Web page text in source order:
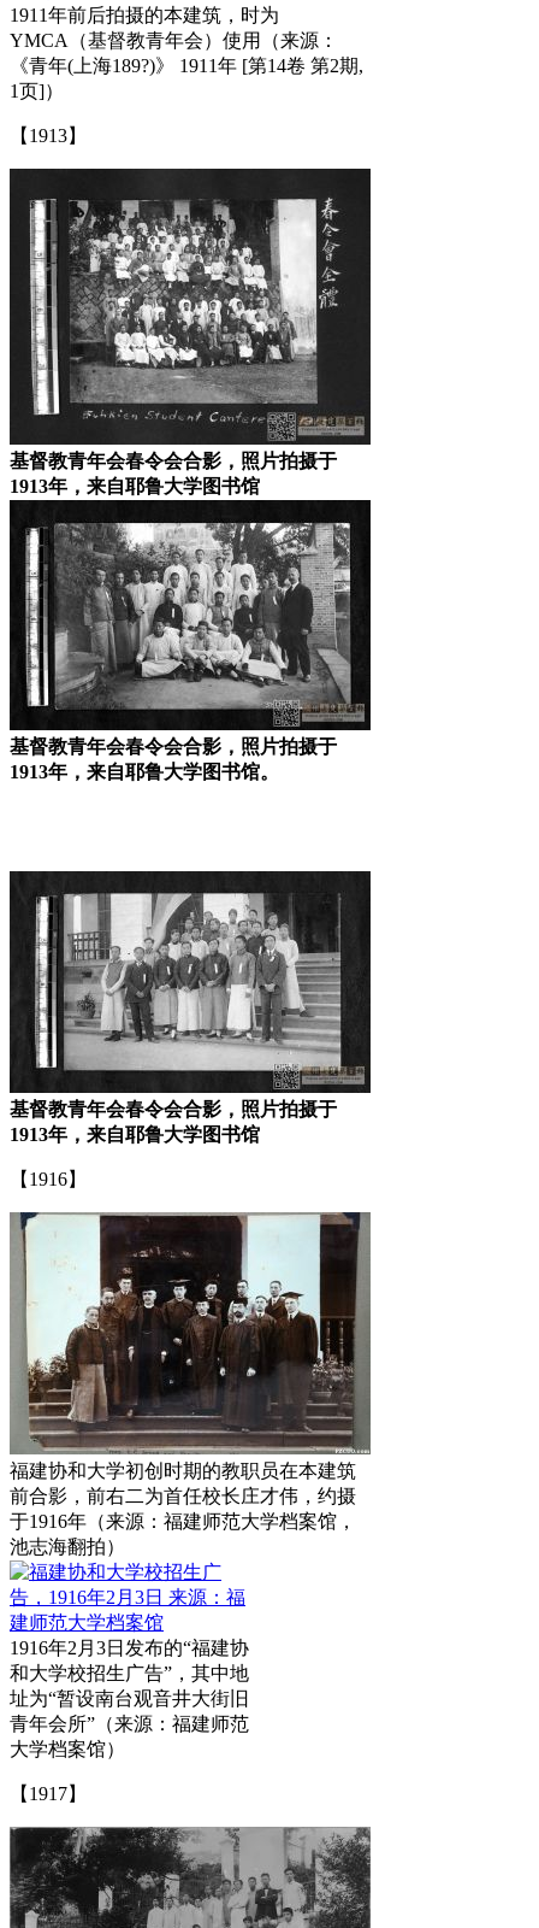
1911年前后拍摄的本建筑，时为
YMCA（基督教青年会）使用（来源：
《青年(上海189?)》 1911年 [第14卷 第2期,
1页]）
【1913】
基督教青年会春令会合影，照片拍摄于
1913年，来自耶鲁大学图书馆
基督教青年会春令会合影，照片拍摄于
1913年，来自耶鲁大学图书馆。
基督教青年会春令会合影，照片拍摄于
1913年，来自耶鲁大学图书馆
【1916】
福建协和大学初创时期的教职员在本建筑
前合影，前右二为首任校长庄才伟，约摄
于1916年（来源：福建师范大学档案馆，
池志海翻拍）
1916年2月3日发布的“福建协
和大学校招生广告”，其中地
址为“暂设南台观音井大街旧
青年会所”（来源：福建师范
大学档案馆）
【1917】